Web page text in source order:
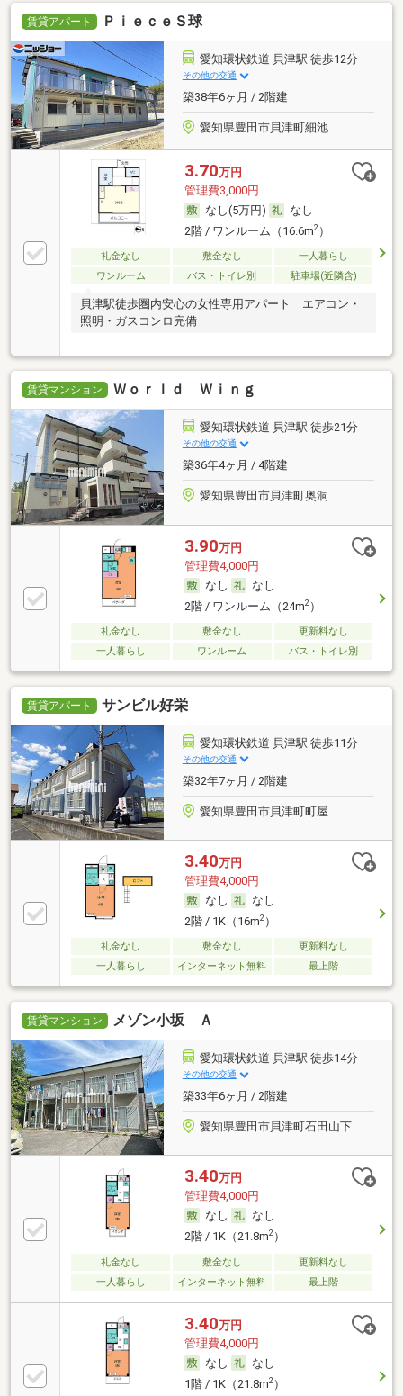
賃貸アパート ＰｉｅｃｅＳ球
愛知環状鉄道 貝津駅 徒歩12分
その他の交通
築38年6ヶ月 / 2階建
愛知県豊田市貝津町細池
3.70万円
管理費3,000円
なし(5万円)
なし
2階 / ワンルーム（16.6m2）
礼金なし 敷金なし
一人暮らし
ワンルーム
バス・トイレ別 駐車場(近隣含)
貝津駅徒歩圏内安心の女性専用アパート エアコン・
照明・ガスコンロ完備
賃貸マンション Ｗｏｒｌｄ Ｗｉｎｇ
愛知環状鉄道 貝津駅 徒歩21分
その他の交通
築36年4ヶ月 / 4階建
愛知県豊田市貝津町奥洞
3.90万円
管理費4,000円
なし
なし
2階 / ワンルーム（24m2）
礼金なし 敷金なし
更新料なし
一人暮らし
ワンルーム バス・トイレ別
賃貸アパート サンビル好栄
愛知環状鉄道 貝津駅 徒歩11分
その他の交通
築32年7ヶ月 / 2階建
愛知県豊田市貝津町町屋
3.40万円
管理費4,000円
なし
なし
2階 / 1K（16m2）
礼金なし 敷金なし
更新料なし
一人暮らし
インターネット無料 最上階
賃貸マンション メゾン小坂 Ａ
愛知環状鉄道 貝津駅 徒歩14分
その他の交通
築33年6ヶ月 / 2階建
愛知県豊田市貝津町石田山下
3.40万円
管理費4,000円
なし
なし
2階 / 1K（21.8m2）
礼金なし 敷金なし
更新料なし
一人暮らし
インターネット無料 最上階
3.40万円
管理費4,000円
なし
なし
1階 / 1K（21.8m2）